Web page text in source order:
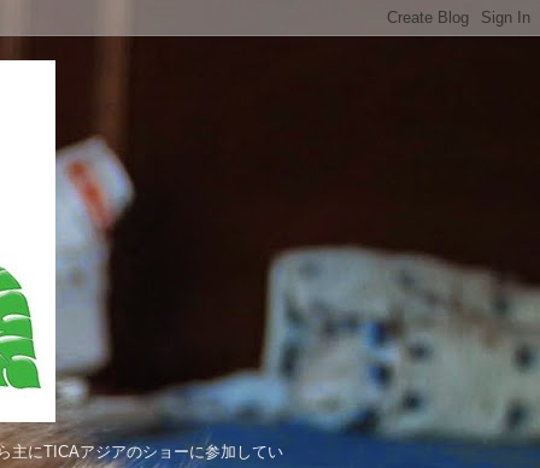
主にTICAアジアのショーに参加してい